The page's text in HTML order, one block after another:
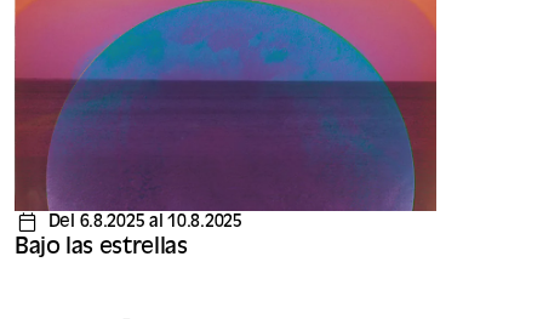
Del 6.8.2025 al 10.8.2025
Bajo las estrellas